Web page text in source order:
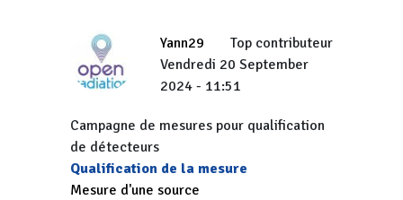
Yann29
Top contributeur
Vendredi 20 September
2024 - 11:51
Campagne de mesures pour qualification
de détecteurs
Qualification de la mesure
Mesure d'une source